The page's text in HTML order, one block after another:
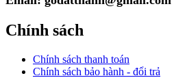
Chính sách
Chính sách thanh toán
Chính sách bảo hành - đổi trả